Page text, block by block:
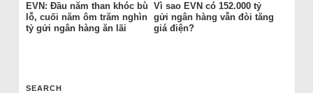
EVN: Đầu năm than khóc bù
lỗ, cuối năm ôm trăm nghìn
tỷ gửi ngân hàng ăn lãi
Vì sao EVN có 152.000 tỷ
gửi ngân hàng vẫn đòi tăng
giá điện?
SEARCH